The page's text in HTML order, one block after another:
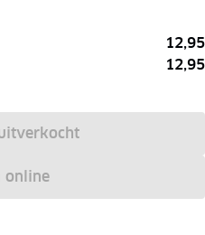
12,95
12,95
online